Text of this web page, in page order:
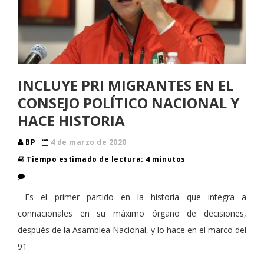
INCLUYE PRI MIGRANTES EN EL
CONSEJO POLÍTICO NACIONAL Y
HACE HISTORIA
BP
4 de marzo de 2020
Tiempo estimado de lectura: 4 minutos
Es el primer partido en la historia que integra a
connacionales en su máximo órgano de decisiones,
después de la Asamblea Nacional, y lo hace en el marco del
91